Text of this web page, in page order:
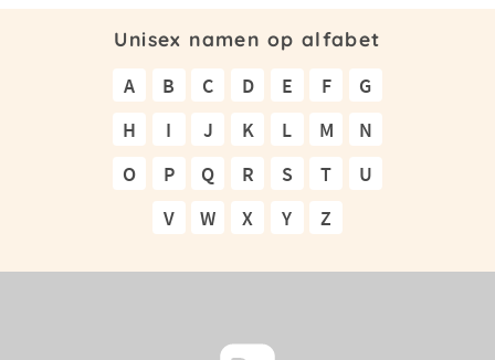
Unisex namen op alfabet
A B C D E F
G
H
I J K L M
N
O
P Q R S T
U
V
W X Y Z